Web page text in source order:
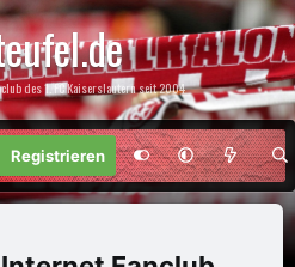
des 1. FC Kaiserslautern seit 2004
Registrieren